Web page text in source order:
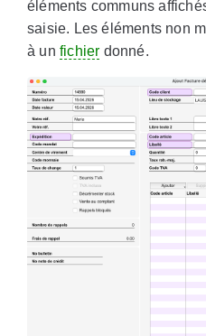
éléments communs
saisie. Les éléments non
à un fichier donné.